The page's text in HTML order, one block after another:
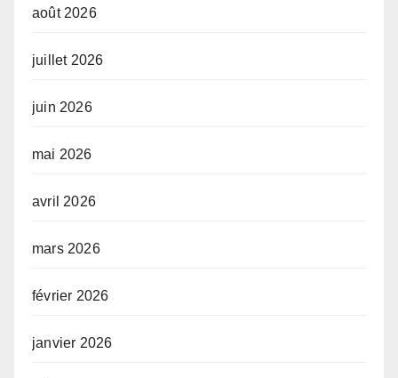
août 2026
juillet 2026
juin 2026
mai 2026
avril 2026
mars 2026
février 2026
janvier 2026